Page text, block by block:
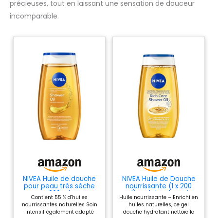
précieuses, tout en laissant une sensation de douceur
incomparable.
NIVEA Huile de douche
pour peau très sèche
200 ml
Contient 55 % d'huiles
nourrissantes naturelles Soin
intensif également adapté
NIVEA Huile de Douche
nourrissante (1 x 200
ml), Gel douche soin
nourrissant Vitamine E
et huiles naturelles, Gel
lavant corps, sensation
Huile nourrissante – Enrichi en
huiles naturelles, ce gel
douche hydratant nettoie la